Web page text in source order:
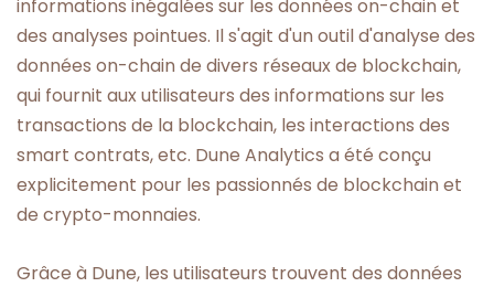
informations inégalées sur les données on-chain et
des analyses pointues. Il s'agit d'un outil d'analyse des
données on-chain de divers réseaux de blockchain,
qui fournit aux utilisateurs des informations sur les
transactions de la blockchain, les interactions des
smart contrats, etc. Dune Analytics a été conçu
explicitement pour les passionnés de blockchain et
de crypto-monnaies.
Grâce à Dune, les utilisateurs trouvent des données